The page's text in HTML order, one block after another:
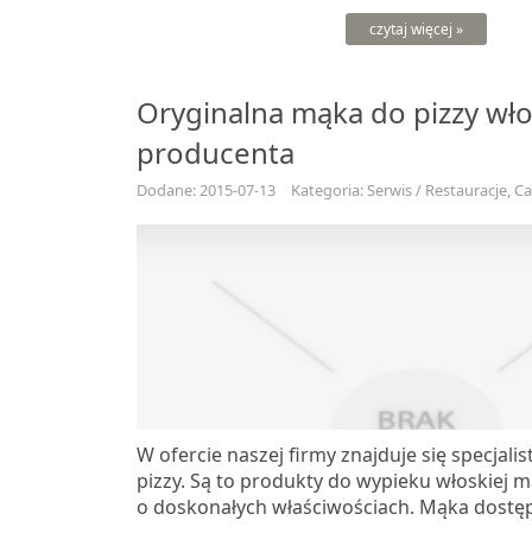
czytaj więcej »
Oryginalna mąka do pizzy
producenta
Dodane: 2015-07-13 Kategoria: Serwis / Restauracje,
W ofercie naszej firmy znajduje się
pizzy. Są to produkty do wypieku włoskiej
o doskonałych właściwościach. Mąka